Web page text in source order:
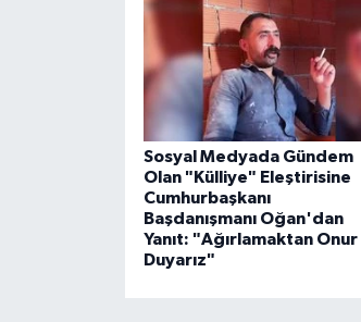
Sosyal Medyada Gündem
Olan "Külliye" Eleştirisine
Cumhurbaşkanı
Başdanışmanı Oğan'dan
Yanıt: "Ağırlamaktan Onur
Duyarız"